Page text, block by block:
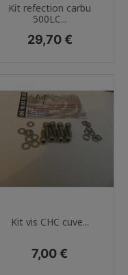
Kit refection carbu
500LC...
Prix
29,70 €
Kit vis CHC cuve...
Prix
7,00 €